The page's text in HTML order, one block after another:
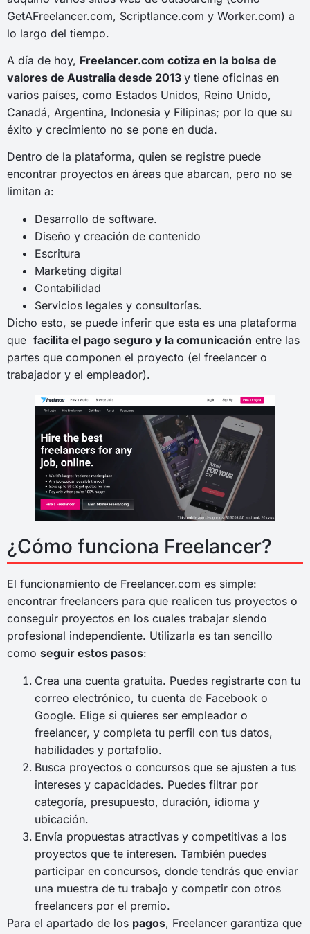
GetAFreelancer.com, Scriptlance.com y Worker.com) a
lo largo del tiempo.
A día de hoy, Freelancer.com cotiza en la bolsa de
valores de Australia desde 2013 y tiene oficinas en
varios países, como Estados Unidos, Reino Unido,
Canadá, Argentina, Indonesia y Filipinas; por lo que su
éxito y crecimiento no se pone en duda.
Dentro de la plataforma, quien se registre puede
encontrar proyectos en áreas que abarcan, pero no se
limitan a:
Desarrollo de software.
Diseño y creación de contenido
Escritura
Marketing digital
Contabilidad
Servicios legales y consultorías.
Dicho esto, se puede inferir que esta es una plataforma
que facilita el pago seguro y la comunicación entre las
partes que componen el proyecto (el freelancer o
trabajador y el empleador).
¿Cómo funciona Freelancer?
El funcionamiento de Freelancer.com es simple:
encontrar freelancers para que realicen tus proyectos o
conseguir proyectos en los cuales trabajar siendo
profesional independiente. Utilizarla es tan sencillo
como seguir estos pasos:
Crea una cuenta gratuita. Puedes registrarte con tu
correo electrónico, tu cuenta de Facebook o
Google. Elige si quieres ser empleador o
freelancer, y completa tu perfil con tus datos,
habilidades y portafolio.
Busca proyectos o concursos que se ajusten a tus
intereses y capacidades. Puedes filtrar por
categoría, presupuesto, duración, idioma y
ubicación.
Envía propuestas atractivas y competitivas a los
proyectos que te interesen. También puedes
participar en concursos, donde tendrás que enviar
una muestra de tu trabajo y competir con otros
freelancers por el premio.
Para el apartado de los pagos, Freelancer garantiza que